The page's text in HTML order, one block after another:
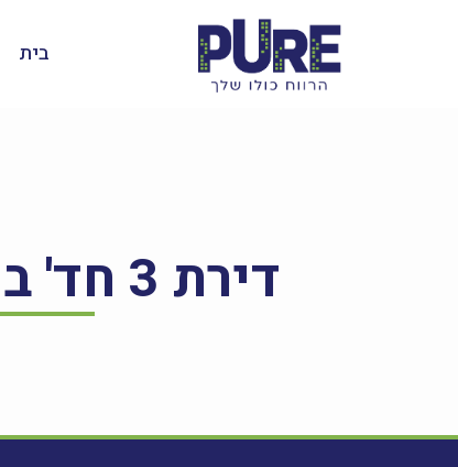
בית
דירת 3 חד' בשדרות חטיבת יפתח 3, לוד – להשכרה